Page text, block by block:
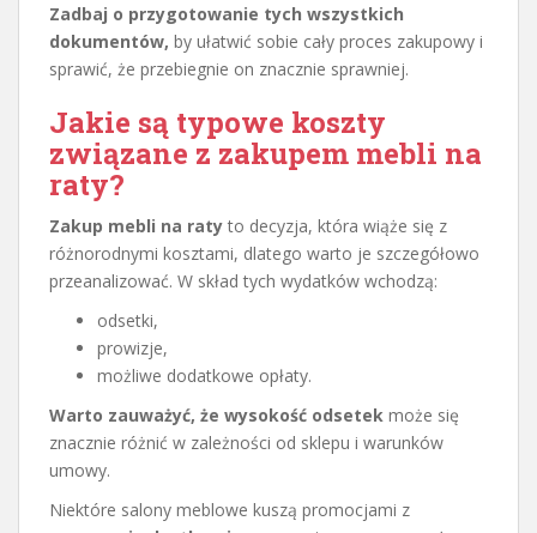
Zadbaj o przygotowanie tych wszystkich
dokumentów, by ułatwić sobie cały proces zakupowy i
sprawić, że przebiegnie on znacznie sprawniej.
Jakie są typowe koszty
związane z zakupem mebli na
raty?
Zakup mebli na raty to decyzja, która wiąże się z
różnorodnymi kosztami, dlatego warto je szczegółowo
przeanalizować. W skład tych wydatków wchodzą:
odsetki,
prowizje,
możliwe dodatkowe opłaty.
Warto zauważyć, że wysokość odsetek może się
znacznie różnić w zależności od sklepu i warunków
umowy.
Niektóre salony meblowe kuszą promocjami z